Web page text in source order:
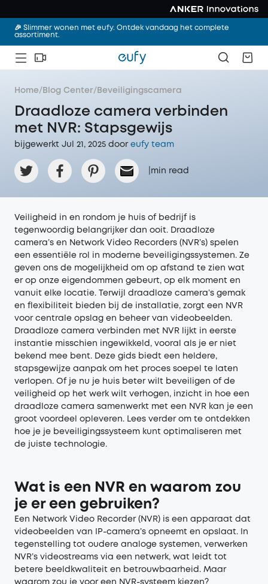
🎉 Slimmer wonen met eufy. Ontdek vandaag het complete
assortiment.
Home/ Blog Center/ Beveiligingscamera
Draadloze camera verbinden
met NVR: Stapsgewijs
bijgewerkt Jul 21, 2025 door‌ eufy team
min read
Veiligheid in en rondom je huis of bedrijf is
tegenwoordig belangrijker dan ooit. Draadloze
camera’s en Network Video Recorders (NVR’s) spelen
een essentiële rol in moderne beveiligingssystemen. Ze
geven ons de mogelijkheid om op afstand te zien wat
er op onze eigendommen gebeurt, op elk moment en
vanuit elke locatie. Terwijl draadloze camera’s gemak
en flexibiliteit bieden bij de installatie, zorgt een NVR
voor centrale opslag en beheer van videobeelden.
Draadloze camera verbinden met NVR lijkt in eerste
instantie misschien ingewikkeld, vooral als je er niet
bekend mee bent. Deze gids biedt een heldere,
stapsgewijze aanpak om het proces soepel te laten
verlopen. Of je nu je huis beter wilt beveiligen of de
veiligheid op het werk wilt verhogen, inzicht in hoe een
draadloze camera samenwerkt met een NVR kan je een
groot voordeel opleveren. Lees verder om te ontdekken
hoe je je beveiligingssysteem kunt optimaliseren met
de juiste technologie.
Wat is een NVR en waarom zou
je er een gebruiken?
Een Network Video Recorder (NVR) is een apparaat dat
videobeelden van IP-camera’s opneemt en opslaat. In
tegenstelling tot oudere analoge systemen, verwerken
NVR’s videostreams via een netwerk, wat leidt tot
betere beeldkwaliteit en betrouwbaarheid. Maar
waarom zou je voor een NVR-systeem kiezen?